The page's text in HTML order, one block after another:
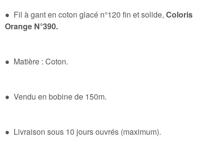
● Fil à gant en coton glacé n°120 fin et solide, Coloris
Orange N°390.
● Matière : Coton.
● Vendu en bobine de 150m.
● Livraison sous 10 jours ouvrés (maximum).